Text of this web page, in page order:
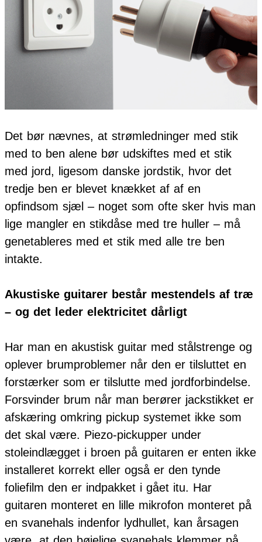
Det bør nævnes, at strømledninger med stik
med to ben alene bør udskiftes med et stik
med jord, ligesom danske jordstik, hvor det
tredje ben er blevet knækket af af en
opfindsom sjæl – noget som ofte sker hvis man
lige mangler en stikdåse med tre huller – må
genetableres med et stik med alle tre ben
intakte.
Akustiske guitarer består mestendels af træ
– og det leder elektricitet dårligt
Har man en akustisk guitar med stålstrenge og
oplever brumproblemer når den er tilsluttet en
forstærker som er tilslutte med jordforbindelse.
Forsvinder brum når man berører jackstikket er
afskæring omkring pickup systemet ikke som
det skal være. Piezo-pickupper under
stoleindlægget i broen på guitaren er enten ikke
installeret korrekt eller også er den tynde
foliefilm den er indpakket i gået itu. Har
guitaren monteret en lille mikrofon monteret på
en svanehals indenfor lydhullet, kan årsagen